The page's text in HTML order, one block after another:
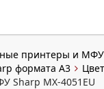
принтеры и МФУ
формата A3
Sharp MX-4051EU